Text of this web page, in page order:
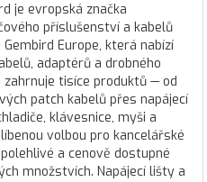
je evropská značka
příslušenství a kabelů
Europe, která nabízí
adaptérů a drobného
tisíce produktů — od
patch kabelů přes napájecí
klávesnice, myši a
volbou pro kancelářské
a cenově dostupné
množstvích. Napájecí lišty a